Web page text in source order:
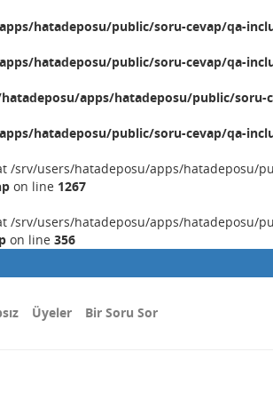
hatadeposu/public/soru-cevap/qa-
hatadeposu/public/soru-cevap/qa-
apps/hatadeposu/public/soru-
hatadeposu/public/soru-cevap/qa-
srv/users/hatadeposu/apps/hatadeposu/
on line 1267
srv/users/hatadeposu/apps/hatadeposu/
on line 356
Üyeler Bir Soru Sor